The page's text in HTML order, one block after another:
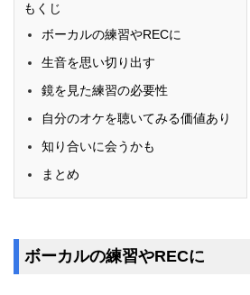
もくじ
ボーカルの練習やRECに
生音を思い切り出す
鏡を見た練習の必要性
自分のオケを聴いてみる価値あり
知り合いに会うかも
まとめ
ボーカルの練習やRECに